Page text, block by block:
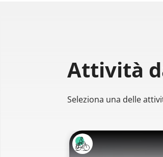
Attività
Seleziona una delle